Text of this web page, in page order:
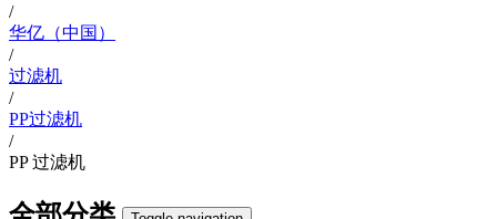
/
华亿（中国）
/
过滤机
/
PP过滤机
/
PP 过滤机